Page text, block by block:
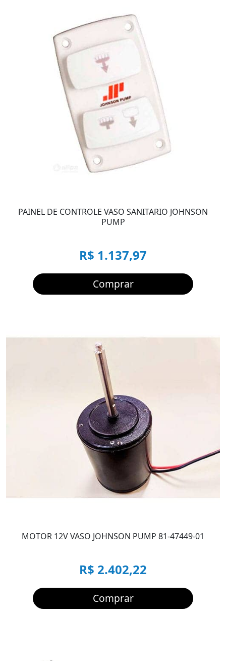
PAINEL DE CONTROLE VASO SANITARIO JOHNSON
PUMP
R$ 1.137,97
Comprar
MOTOR 12V VASO JOHNSON PUMP 81-47449-01
R$ 2.402,22
Comprar